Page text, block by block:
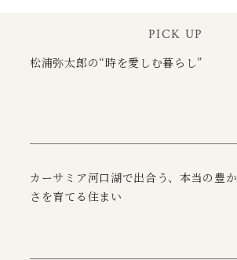
PICK UP
松浦弥太郎の“時を愛しむ暮らし”
カーサミア河口湖で出合う、本当の豊か
さを育てる住まい